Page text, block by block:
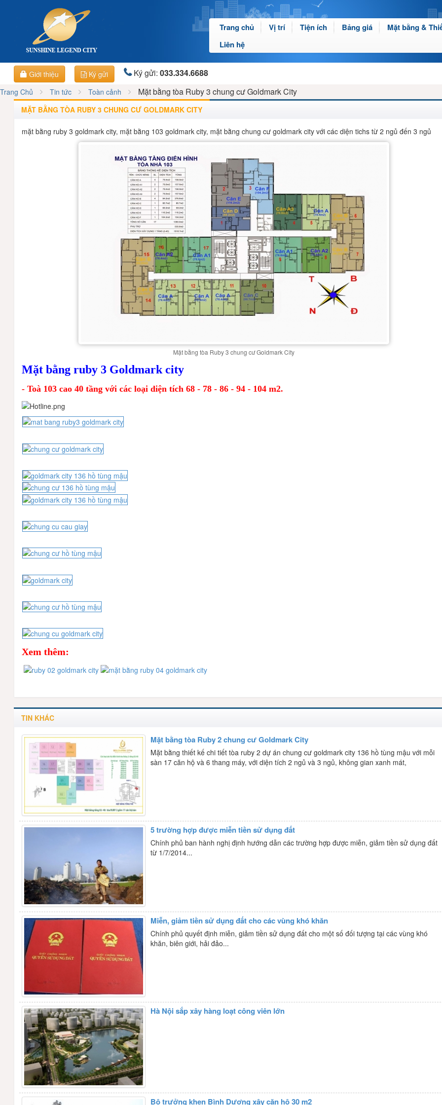
Trang chủ Vị trí Tiện ích Bảng giá Mặt bằng &
Liên hệ
Giới thiệu Ký gửi Ký gửi:033.334.6688
Trang Chủ Tin tức Toàn cảnh Mặt bằng tòa Ruby 3 chung cư Goldmark City
MẶT BẰNG TÒA RUBY 3 CHUNG CƯ GOLDMARK CITY
mặt bằng ruby 3 goldmark city, mặt bằng 103 goldmark city, mặt bằng chung cư goldmark city với các diện tichs từ 2 ngủ đến 3 ngủ
Mặt bằng tòa Ruby 3 chung cư Goldmark City
Mặt bằng ruby 3 Goldmark city
- Toà 103 cao 40 tầng với các loại diện tích 68 - 78 - 86 - 94 - 104 m2.
Xem thêm:
TIN KHÁC
Mặt bằng tòa Ruby 2 chung cư Goldmark City
Mặt bằng thiết kế chi tiết tòa ruby 2 dự án chung cư goldmark city 136 hồ tùng mậu với mỗi
sàn 17 căn hộ và 6 thang máy, với diện tích 2 ngủ và 3 ngủ, không gian xanh mát,
5 trường hợp được miễn tiền sử dụng đất
Chính phủ ban hành nghị định hướng dẫn các trường hợp được miễn, giảm tiền sử dụng đất
từ 1/7/2014...
Miễn, giảm tiền sử dụng đất cho các vùng khó khăn
Chính phủ quyết định miễn, giảm tiền sử dụng đất cho một số đối tượng tại các vùng khó
khăn, biên giới, hải đảo...
Hà Nội sắp xây hàng loạt công viên lớn
Bộ trưởng khen Bình Dương xây căn hộ 30 m2